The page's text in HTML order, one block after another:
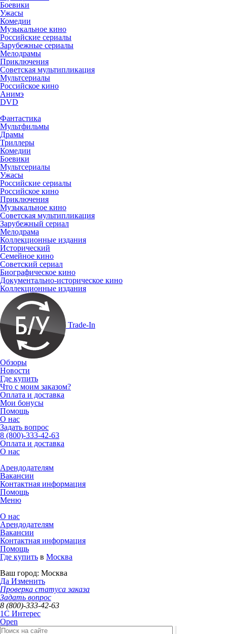
Боевики
Ужасы
Комедии
Музыкальное кино
Российские сериалы
Зарубежные сериалы
Мелодрамы
Приключения
Советская мультипликация
Мультсериалы
Российское кино
Анимэ
DVD
Фантастика
Мультфильмы
Драмы
Триллеры
Комедии
Боевики
Мультсериалы
Ужасы
Российские сериалы
Российское кино
Приключения
Музыкальное кино
Советская мультипликация
Зарубежный сериал
Мелодрама
Коллекционные издания
Исторический
Семейное кино
Советский сериал
Биографическое кино
Документально-историческое кино
Коллекционные издания
Trade-In
Обзоры
Новости
Где купить
Что с моим заказом?
Оплата и доставка
Мои бонусы
Помощь
О нас
Задать вопрос
8 (800)-333-42-63
Оплата и доставка
О нас
Арендодателям
Вакансии
Контактная информация
Помощь
Меню
О нас
Арендодателям
Вакансии
Контактная информация
Помощь
Где купить в Москва
Ваш город: Москва
Да Изменить
Проверка статуса заказа
Задать вопрос
8 (800)-333-42-63
1C Интерес
Open